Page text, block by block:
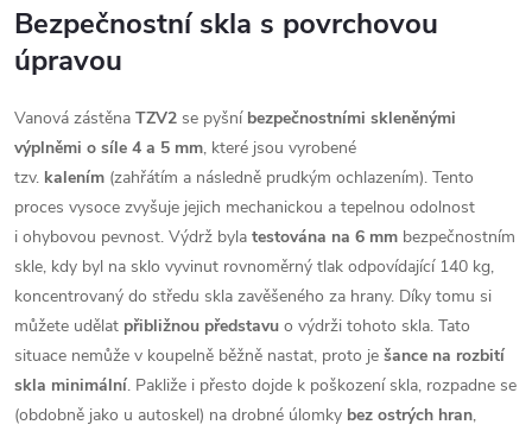
Bezpečnostní skla s povrchovou
úpravou
Vanová zástěna TZV2 se pyšní bezpečnostními skleněnými
výplněmi o síle 4 a 5 mm, které jsou vyrobené
tzv. kalením (zahřátím a následně prudkým ochlazením). Tento
proces vysoce zvyšuje jejich mechanickou a tepelnou odolnost
i ohybovou pevnost. Výdrž byla testována na 6 mm bezpečnostním
skle, kdy byl na sklo vyvinut rovnoměrný tlak odpovídající 140 kg,
koncentrovaný do středu skla zavěšeného za hrany. Díky tomu si
můžete udělat přibližnou představu o výdrži tohoto skla. Tato
situace nemůže v koupelně běžně nastat, proto je šance na rozbití
skla minimální. Pakliže i přesto dojde k poškození skla, rozpadne se
(obdobně jako u autoskel) na drobné úlomky bez ostrých hran,